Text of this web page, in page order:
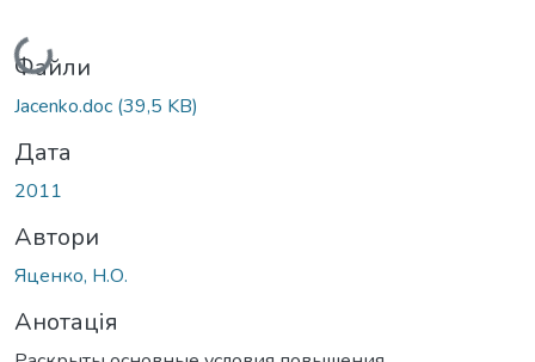
Вантажиться...
Файли
Jacenko.doc (39,5 KB)
Дата
2011
Автори
Яценко, Н.О.
Анотація